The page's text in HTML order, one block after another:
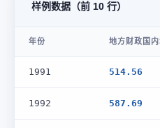
样例数据（前 10 行）
年份 地方财政国
1991 514.56
1992 587.69